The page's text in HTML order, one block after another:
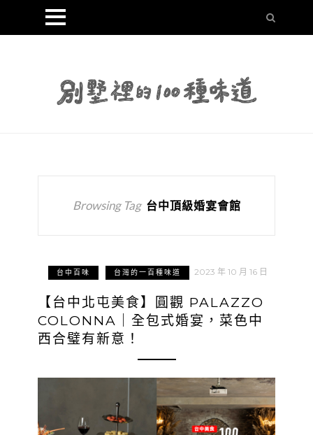
Browsing Tag 台中頂級婚宴會館
台中百味 台灣的一百種味道 2023 年 10 月 16 日
【台中北屯美食】圓觀 PALAZZO
COLONNA｜全包式婚宴，菜色中
西合璧有新意！